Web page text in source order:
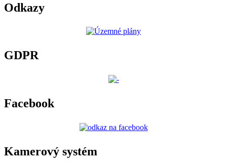
Odkazy
GDPR
Facebook
Kamerový systém